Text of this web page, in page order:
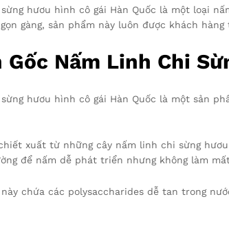
hươu hình cô gái Hàn Quốc là một loại
gàng, sản phẩm này luôn được khách
Gốc Nấm Linh Chi
hươu hình cô gái Hàn Quốc là một sản
xuất từ những cây nấm linh chi sừng
để nấm dễ phát triển nhưng không làm
chứa các polysaccharides dễ tan trong